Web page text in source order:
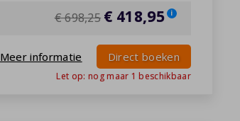
€ 698,25 € 418,95 i
Meer informatie Direct boeken
Let op: nog maar 1 beschikbaar